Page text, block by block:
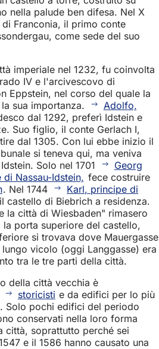
nella palude ben difesa. Nel X
Franconia, il primo conte
come sede del suo
imperiale nel 1232, fu coinvolta
IV e l'arcivescovo di
Eppstein, nel corso del quale la
sua importanza.
Adolfo,
dal 1292, preferì Idstein e
Suo figlio, il conte Gerlach I,
dal 1305. Con lui ebbe inizio il
si teneva qui, ma veniva
Solo nel 1701
Georg
Nassau-Idstein, fece costruire
. Nel 1744
Karl, principe di
castello di Biebrich a residenza.
la città di Wiesbaden" rimasero
porta superiore del castello,
si trovava dove Mauergasse
vicolo (oggi Langgasse) era
tra le tre parti della città.
della città vecchia è
storicisti e da edifici per lo più
Solo pochi edifici del periodo
conservati nella loro forma
città, soprattutto perché sei
e il 1586 hanno causato una